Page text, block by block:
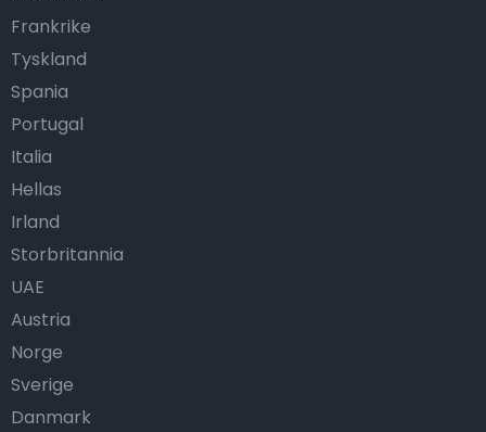
Frankrike
Tyskland
Spania
Portugal
Italia
Hellas
Irland
Storbritannia
UAE
Austria
Norge
Sverige
Danmark